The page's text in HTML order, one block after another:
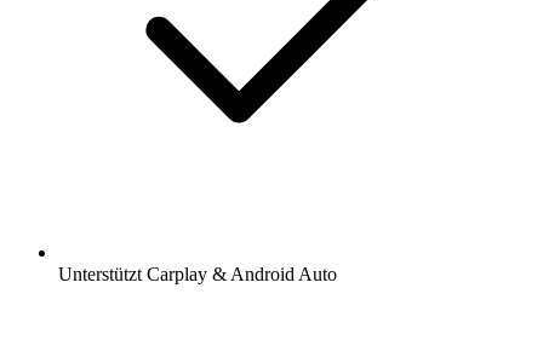
Unterstützt Carplay & Android Auto